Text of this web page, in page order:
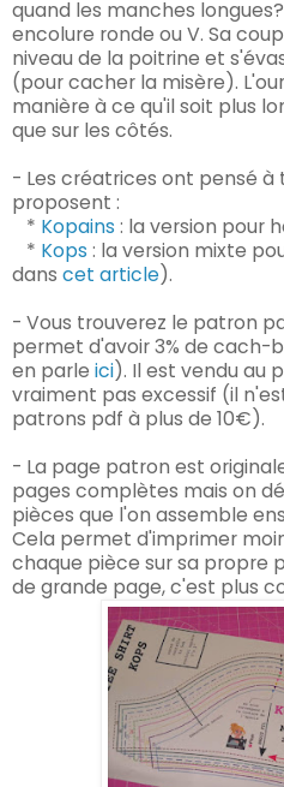
quand les manches
encolure ronde ou V. Sa
niveau de la poitrine et
(pour cacher la misère).
manière à ce qu'il soit plus
que sur les côtés.
- Les créatrices ont pensé
proposent :
* Kopains : la version pour
* Kops : la version mixte
dans cet article).
- Vous trouverez le patron
permet d'avoir 3% de cach-
en parle ici). Il est vendu au
vraiment pas excessif (il
patrons pdf à plus de 10€).
- La page patron est
pages complètes mais on
pièces que l'on assemble
Cela permet d'imprimer
chaque pièce sur sa propre
de grande page, c'est plus